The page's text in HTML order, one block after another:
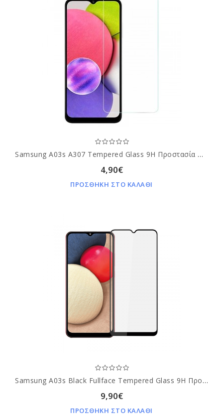
Samsung A03s A307 Tempered Glass 9H Προστασία Οθόνης
4,90€
ΠΡΟΣΘΗΚΗ ΣΤΟ ΚΑΛΑΘΙ
Samsung A03s Black Fullface Tempered Glass 9H Προστασία Οθόνης
9,90€
ΠΡΟΣΘΗΚΗ ΣΤΟ ΚΑΛΑΘΙ